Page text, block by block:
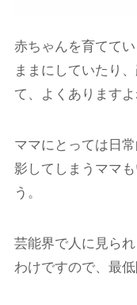
赤ちゃんを育てて
ままにしていたり
て、よくありますよ
ママにとっては日
影してしまうママ
う。
芸能界で人に見ら
わけですので、最